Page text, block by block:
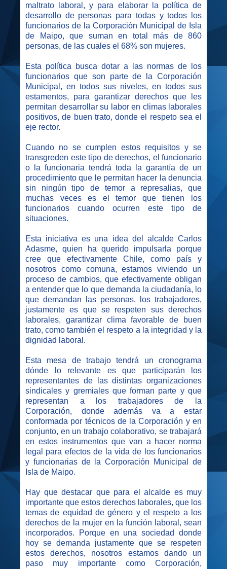
maltrato laboral, y para elaborar la política de
desarrollo de personas para todas y todos los
funcionarios de la Corporación Municipal de Isla
de Maipo, que suman en total más de 860
personas, de las cuales el 68% son mujeres.
Esta política busca dotar a las normas de los
funcionarios que son parte de la Corporación
Municipal, en todos sus niveles, en todos sus
estamentos, para garantizar derechos que les
permitan desarrollar su labor en climas laborales
positivos, de buen trato, donde el respeto sea el
eje rector.
Cuando no se cumplen estos requisitos y se
transgreden este tipo de derechos, el funcionario
o la funcionaria tendrá toda la garantía de un
procedimiento que le permitan hacer la denuncia
sin ningún tipo de temor a represalias, que
muchas veces es el temor que tienen los
funcionarios cuando ocurren este tipo de
situaciones.
Esta iniciativa es una idea del alcalde Carlos
Adasme, quien ha querido impulsarla porque
cree que efectivamente Chile, como país y
nosotros como comuna, estamos viviendo un
proceso de cambios, que efectivamente obligan
a entender que lo que demanda la ciudadanía, lo
que demandan las personas, los trabajadores,
justamente es que se respeten sus derechos
laborales, garantizar clima favorable de buen
trato, como también el respeto a la integridad y la
dignidad laboral.
Esta mesa de trabajo tendrá un cronograma
dónde lo relevante es que participarán los
representantes de las distintas organizaciones
sindicales y gremiales que forman parte y que
representan a los trabajadores de la
Corporación, donde además va a estar
conformada por técnicos de la Corporación y en
conjunto, en un trabajo colaborativo, se trabajará
en estos instrumentos que van a hacer norma
legal para efectos de la vida de los funcionarios
y funcionarias de la Corporación Municipal de
Isla de Maipo.
Hay que destacar que para el alcalde es muy
importante que estos derechos laborales, que los
temas de equidad de género y el respeto a los
derechos de la mujer en la función laboral, sean
incorporados. Porque en una sociedad donde
hoy se demanda justamente que se respeten
estos derechos, nosotros estamos dando un
paso muy importante como Corporación,